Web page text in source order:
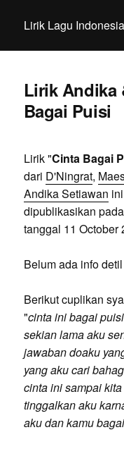
Lirik Lagu Indonesia
Lirik Andika
Bagai Puisi
Lirik "Cinta Bagai
dari D'Ningrat,
Andika Setiawan ini
dipublikasikan pada
tanggal 11 October
Belum ada info
Berikut cuplikan
"cinta ini bagai
sekian lama aku
jawaban doaku
yang aku cari
cinta ini sampai
tinggalkan aku
aku dan kamu